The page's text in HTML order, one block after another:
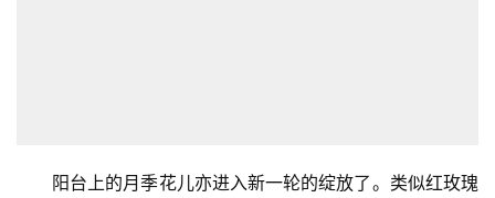
阳台上的月季花儿亦进入新一轮的绽放了。类似红玫瑰